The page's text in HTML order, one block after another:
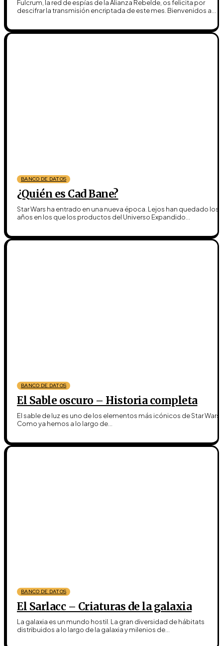
Fulcrum, la red de espías de la Alianza Rebelde, os felicita por
descifrar la transmisión encriptada de este mes. Bienvenidos a...
BANCO DE DATOS
¿Quién es Cad Bane?
Star Wars ha entrado en una nueva época. Lejos han quedado los
años en los que los productos del Universo Expandido...
BANCO DE DATOS
El Sable oscuro – Historia completa
El sable de luz es uno de los elementos más icónicos de Star Wars.
Como ya hemos a lo largo de...
BANCO DE DATOS
El Sarlacc – Criaturas de la galaxia
La galaxia es un mundo hostil. La gran diversidad de hábitats
distribuidos a lo largo de la galaxia y milenios de...